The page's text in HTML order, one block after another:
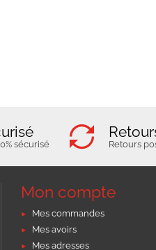
sécurisé Retours
Mon compte
Mes commandes
Mes avoirs
Mes adresses